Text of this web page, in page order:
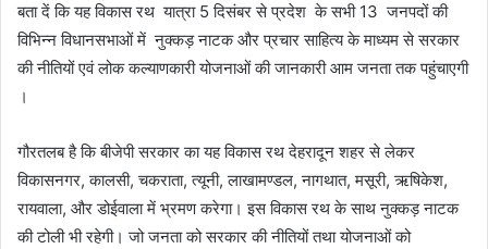
बता दें कि यह विकास रथ यात्रा 5 दिसंबर से प्रदेश के सभी 13 जनपदों की
विभिन्न विधानसभाओं में नुक्कड़ नाटक और प्रचार साहित्य के माध्यम से सरकार
की नीतियों एवं लोक कल्याणकारी योजनाओं की जानकारी आम जनता तक पहुंचाएगी
।
गौरतलब है कि बीजेपी सरकार का यह विकास रथ देहरादून शहर से लेकर
विकासनगर, कालसी, चकराता, त्यूनी, लाखामण्डल, नागथात, मसूरी, ऋषिकेश,
रायवाला, और डोईवाला में भ्रमण करेगा। इस विकास रथ के साथ नुक्कड़ नाटक
की टोली भी रहेगी। जो जनता को सरकार की नीतियों तथा योजनाओं को